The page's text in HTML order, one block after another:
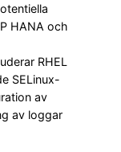
HANA och
RHEL
SELinux-
av
av loggar